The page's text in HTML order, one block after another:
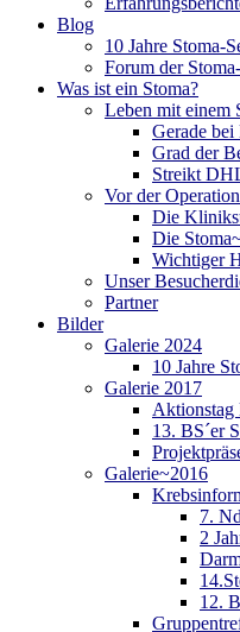
Blog
10 Jahre Stoma-
Forum der
Was ist ein Stoma?
Leben mit einem
Gerade
Grad der
Streikt
Vor der
Die
Die
Wichtiger
Unser
Partner
Bilder
Galerie 2024
10 Jahre
Galerie 2017
Aktionstag
13. BS´er
Galerie~2016
7.
2
12.